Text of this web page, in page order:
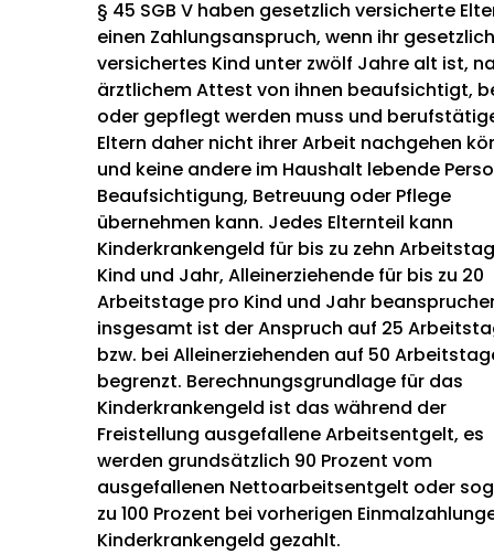
§ 45 SGB V haben gesetzlich versicherte
einen Zahlungsanspruch, wenn ihr gesetzlich
versichertes Kind unter zwölf Jahre alt ist,
ärztlichem Attest von ihnen beaufsichtigt,
oder gepflegt werden muss und
Eltern daher nicht ihrer Arbeit nachgehen
und keine andere im Haushalt lebende
Beaufsichtigung, Betreuung oder Pflege
übernehmen kann. Jedes Elternteil kann
Kinderkrankengeld für bis zu zehn
Kind und Jahr, Alleinerziehende für bis zu 20
Arbeitstage pro Kind und Jahr
insgesamt ist der Anspruch auf 25
bzw. bei Alleinerziehenden auf 50
begrenzt. Berechnungsgrundlage für das
Kinderkrankengeld ist das während der
Freistellung ausgefallene Arbeitsentgelt, es
werden grundsätzlich 90 Prozent vom
ausgefallenen Nettoarbeitsentgelt oder
zu 100 Prozent bei vorherigen
Kinderkrankengeld gezahlt.